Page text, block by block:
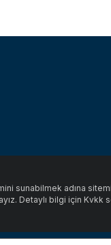
sunabilmek adına
Detaylı bilgi için Kvkk